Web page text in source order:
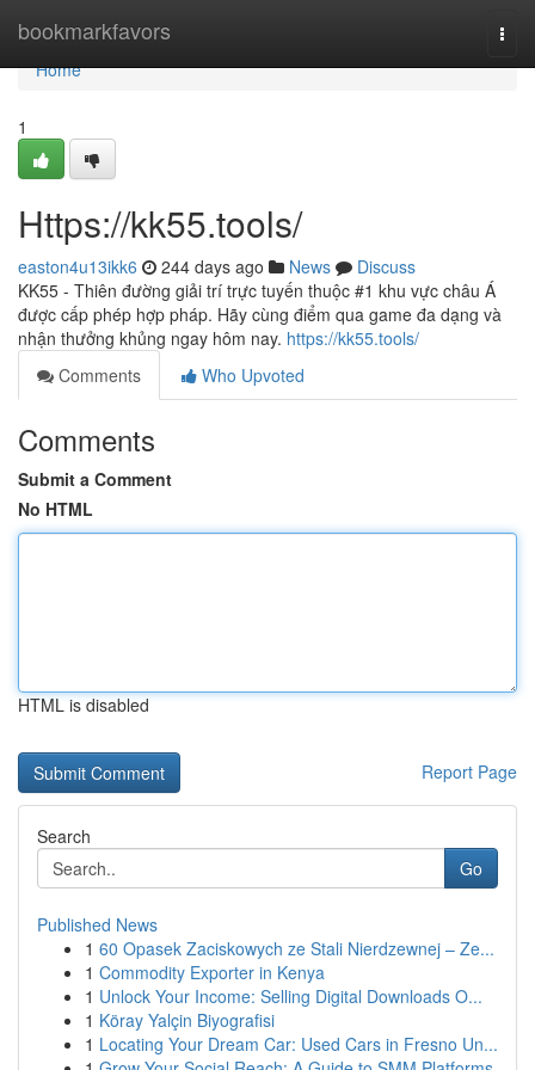
bookmarkfavors
Home
Home
1
Https://kk55.tools/
easton4u13ikk6 244 days ago News
Discuss
KK55 - Thiên đường giải trí trực tuyến thuộc #1 khu vực châu Á
được cấp phép hợp pháp. Hãy cùng điểm qua game đa dạng và
nhận thưởng khủng ngay hôm nay. https://kk55.tools/
Comments
Who Upvoted
Comments
Submit a Comment
No HTML
HTML is disabled
Report Page
Search
Go
Published News
1 60 Opasek Zaciskowych ze Stali Nierdzewnej – Ze...
1 Commodity Exporter in Kenya
1 Unlock Your Income: Selling Digital Downloads O...
1 Köray Yalçin Biyografisi
1 Locating Your Dream Car: Used Cars in Fresno Un...